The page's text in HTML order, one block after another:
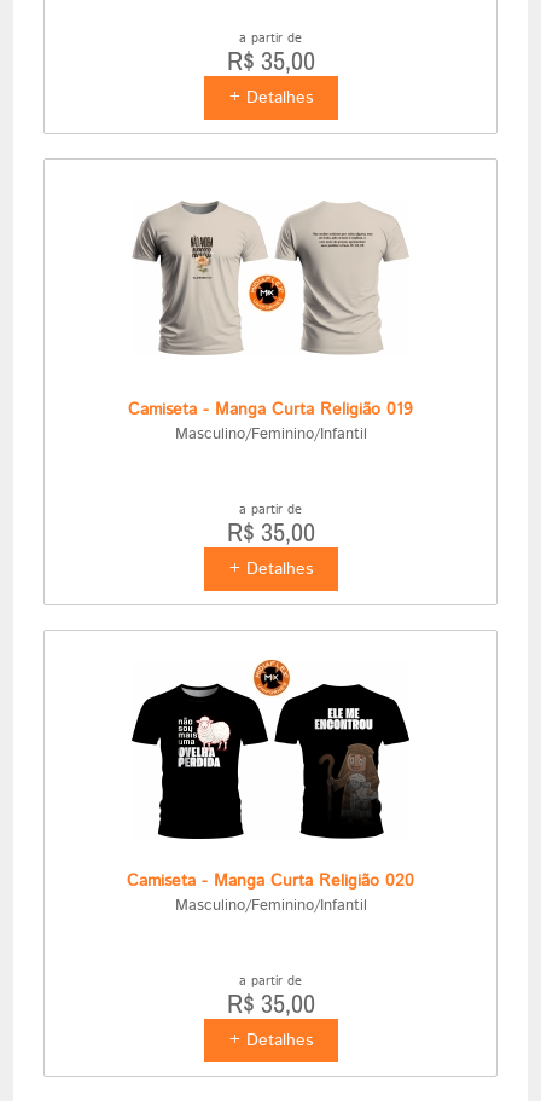
a partir de
R$ 35,00
+ Detalhes
Camiseta - Manga Curta Religião 019
Masculino/Feminino/Infantil
a partir de
R$ 35,00
+ Detalhes
Camiseta - Manga Curta Religião 020
Masculino/Feminino/Infantil
a partir de
R$ 35,00
+ Detalhes